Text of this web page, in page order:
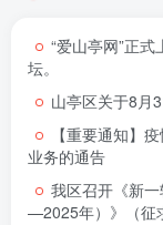
“爱山亭网”正
坛。
山亭区关于8月
【重要通知】
业务的通告
我区召开《新
—2025年）》（征